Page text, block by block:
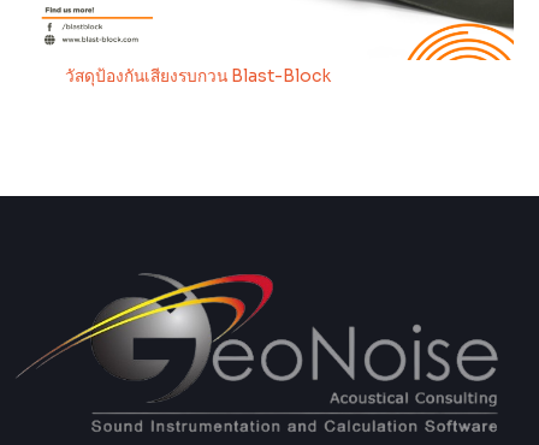
วัสดุป้องกันเสียงรบกวน Blast-Block